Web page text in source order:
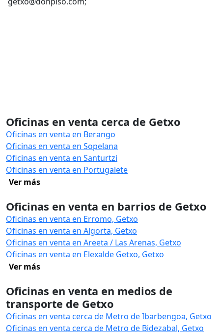
Oficinas en venta cerca de Getxo
Oficinas en venta en Berango
Oficinas en venta en Sopelana
Oficinas en venta en Santurtzi
Oficinas en venta en Portugalete
Ver más
Oficinas en venta en barrios de Getxo
Oficinas en venta en Erromo, Getxo
Oficinas en venta en Algorta, Getxo
Oficinas en venta en Areeta / Las Arenas, Getxo
Oficinas en venta en Elexalde Getxo, Getxo
Ver más
Oficinas en venta en medios de
transporte de Getxo
Oficinas en venta cerca de Metro de Ibarbengoa, Getxo
Oficinas en venta cerca de Metro de Bidezabal, Getxo